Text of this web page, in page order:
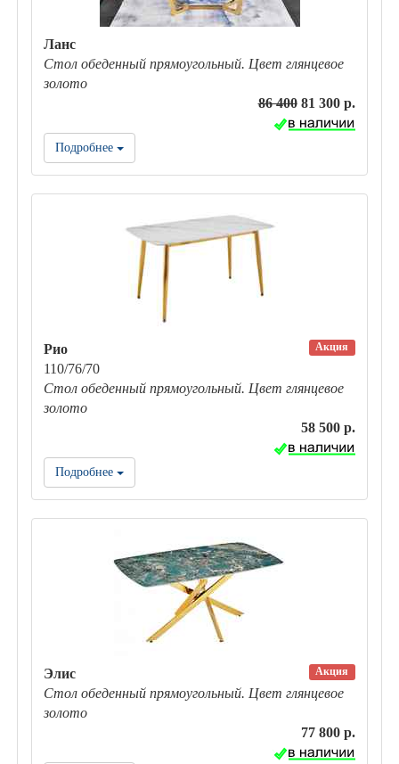
Ланс
Стол обеденный прямоугольный. Цвет глянцевое
золото
86 40081 300 р.
Подробнее
Акция
Рио
110/76/70
Стол обеденный прямоугольный. Цвет глянцевое
золото
58 500 р.
Подробнее
Акция
Элис
Стол обеденный прямоугольный. Цвет глянцевое
золото
77 800 р.